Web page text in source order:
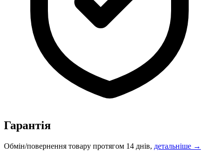
Гарантія
Обмін/повернення товару протягом 14 днів, детальніше →